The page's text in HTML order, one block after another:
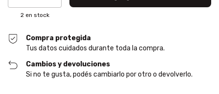
2 en stock
Compra protegida
Tus datos cuidados durante toda la compra.
Cambios y devoluciones
Si no te gusta, podés cambiarlo por otro o devolverlo.